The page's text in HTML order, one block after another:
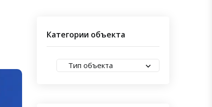
Категории объекта
Тип объекта